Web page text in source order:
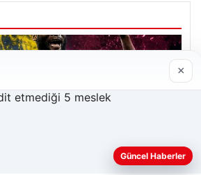
Nisan 2026: Altın fiyatları ne kadar
ve cumhuriyet altını alış satış
ve geliştirmek amacıyla çerezler
×
Güncel Haberler